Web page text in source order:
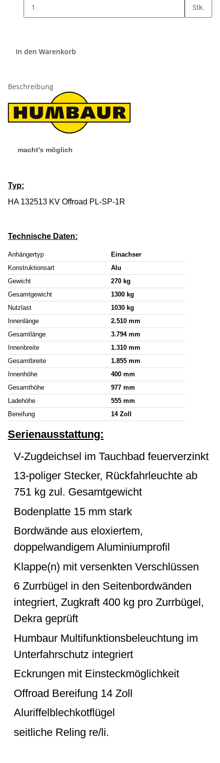
Stk.
In den Warenkorb
Beschreibung
macht's möglich
Typ:
HA 132513 KV Offroad PL-SP-1R
Technische Daten:
Anhängertyp
Einachser
Konstruktionsart
Alu
Gewicht
270 kg
Gesamtgewicht
1300 kg
Nutzlast
1030 kg
Innenlänge
2.510 mm
Gesamtlänge
3.794 mm
Innenbreite
1.310 mm
Gesamtbreite
1.855 mm
Innenhöhe
400 mm
Gesamthöhe
977 mm
Ladehöhe
555 mm
Bereifung
14 Zoll
Serienausstattung:
V-Zugdeichsel im Tauchbad feuerverzinkt
13-poliger Stecker, Rückfahrleuchte ab
751 kg zul. Gesamtgewicht
Bodenplatte 15 mm stark
Bordwände aus eloxiertem,
doppelwandigem Aluminiumprofil
Klappe(n) mit versenkten Verschlüssen
6 Zurrbügel in den Seitenbordwänden
integriert, Zugkraft 400 kg pro Zurrbügel,
Dekra geprüft
Humbaur Multifunktionsbeleuchtung im
Unterfahrschutz integriert
Eckrungen mit Einsteckmöglichkeit
Offroad Bereifung 14 Zoll
Aluriffelblechkotflügel
seitliche Reling re/li.